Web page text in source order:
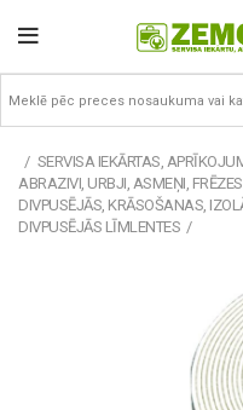
SERVISA IEKĀRTAS,
ABRAZIVI, URBJI, ASMEŅI, FRĒZES
DIVPUSĒJĀS, KRĀSOŠANAS,
DIVPUSĒJĀS LĪMLENTES